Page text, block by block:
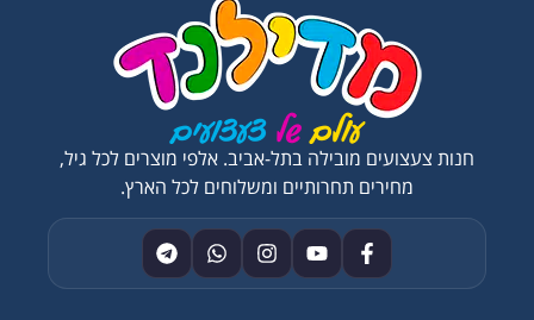
חנות צעצועים מובילה בתל-אביב. אלפי מוצרים לכל גיל,
מחירים תחרותיים ומשלוחים לכל הארץ.